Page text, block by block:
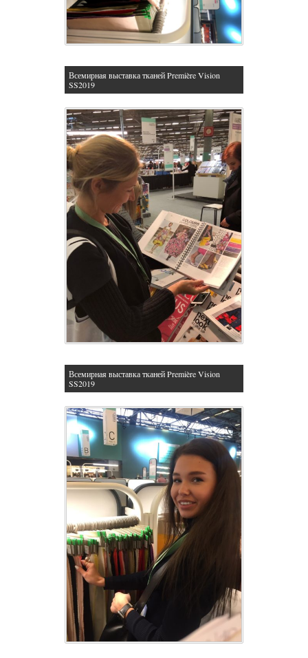
Всемирная выставка тканей Première Vision
SS2019
Всемирная выставка тканей Première Vision
SS2019